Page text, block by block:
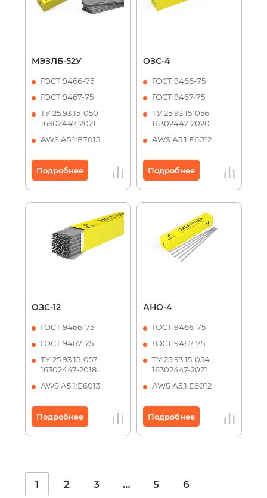
МЭЗЛБ-52У
ГОСТ 9466-75
ГОСТ 9467-75
ТУ 25.93.15-050-
16302447-2021
AWS А5.1:Е7015
Подробнее
ОЗС-4
ГОСТ 9466-75
ГОСТ 9467-75
ТУ 25.93.15-056-
16302447-2020
AWS А5.1:Е6012
Подробнее
ОЗС-12
ГОСТ 9466-75
ГОСТ 9467-75
ТУ 25.93.15-057-
16302447-2018
AWS А5.1:Е6013
Подробнее
АНО-4
ГОСТ 9466-75
ГОСТ 9467-75
ТУ 25.93.15-054-
16302447-2021
AWS А5.1:Е6012
Подробнее
1 2 3 … 5 6